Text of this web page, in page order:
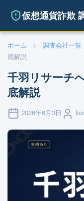
仮想通貨詐欺
ホーム > 調査会社一覧
底解説
千羽リサーチ
底解説
2026年6月3日